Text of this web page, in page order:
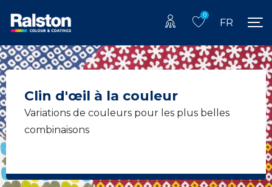
0
FR
Clin d'œil à la couleur
Variations de couleurs pour les plus belles
combinaisons